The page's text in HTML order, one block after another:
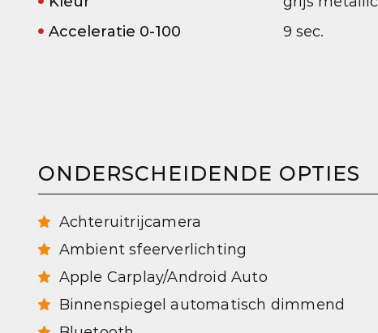
Acceleratie 0-100
9 sec.
ONDERSCHEIDENDE OPTIES
Achteruitrijcamera
Ambient sfeerverlichting
Apple Carplay/Android Auto
Binnenspiegel automatisch dimmend